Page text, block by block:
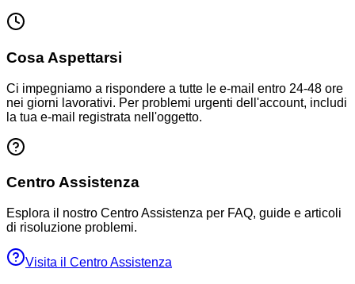
Cosa Aspettarsi
Ci impegniamo a rispondere a tutte le e-mail entro 24-48 ore
nei giorni lavorativi. Per problemi urgenti dell'account, includi
la tua e-mail registrata nell'oggetto.
Centro Assistenza
Esplora il nostro Centro Assistenza per FAQ, guide e articoli
di risoluzione problemi.
Visita il Centro Assistenza